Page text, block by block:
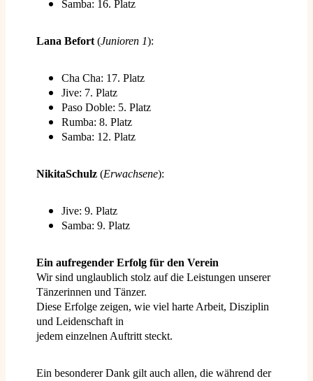
Samba: 16. Platz
Lana Befort (Junioren 1):
Cha Cha: 17. Platz
Jive: 7. Platz
Paso Doble: 5. Platz
Rumba: 8. Platz
Samba: 12. Platz
NikitaSchulz (Erwachsene):
Jive: 9. Platz
Samba: 9. Platz
Ein aufregender Erfolg für den Verein
Wir sind unglaublich stolz auf die Leistungen unserer
Tänzerinnen und Tänzer.
Diese Erfolge zeigen, wie viel harte Arbeit, Disziplin
und Leidenschaft in
jedem einzelnen Auftritt steckt.
Ein besonderer Dank gilt auch allen, die während der